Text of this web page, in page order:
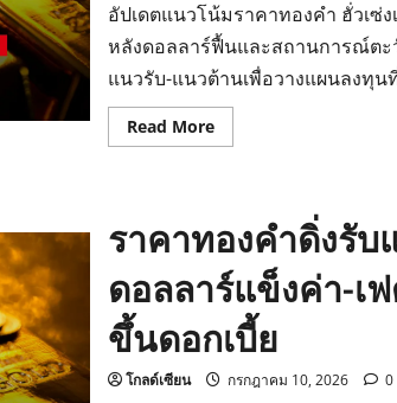
อัปเดตแนวโน้มราคาทองคำ ฮั่วเซ่
หลังดอลลาร์ฟื้นและสถานการณ์ตะ
แนวรับ-แนวต้านเพื่อวางแผนลงทุน
Read MoreRead
more
โน้ม
ราคา
ทองคำ
ฮั่ว
เซ่ง
เฮง
วิเคราะห์
กรอบ
ทำ
กำไร
ล่าสุด
ราคาทองคำดิ่งรับ
ดอลลาร์แข็งค่า-
ขึ้นดอกเบี้ย
โกลด์เซียน กรกฎาคม 10, 2026 0